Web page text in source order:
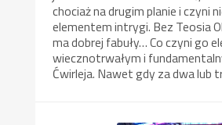
chociaż na drugim planie i czyni
elementem intrygi. Bez Teosia
ma dobrej fabuły… Co czyni go
wiecznotrwałym i
Ćwirleja. Nawet gdy za dwa lub